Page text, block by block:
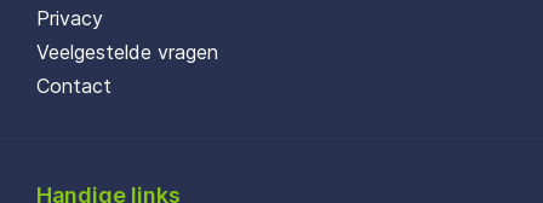
Privacy
Veelgestelde vragen
Contact
Handige links